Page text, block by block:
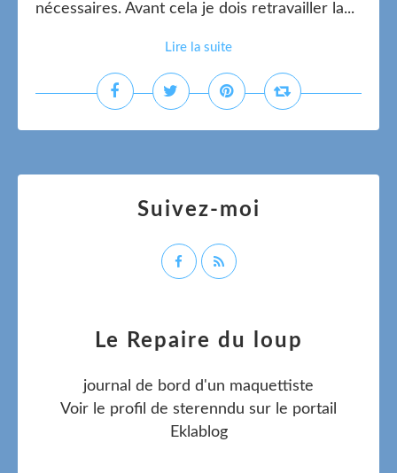
nécessaires. Avant cela je dois retravailler la...
Lire la suite
Le Repaire du loup
journal de bord d'un maquettiste
Voir le profil de sterenndu sur le portail
Eklablog
Suivez-moi